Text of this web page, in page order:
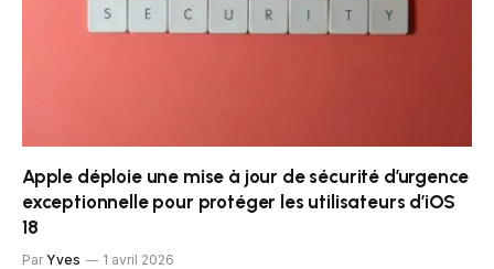
Apple déploie une mise à jour de sécurité d’urgence
exceptionnelle pour protéger les utilisateurs d’iOS
18
Par Yves 1 avril 2026